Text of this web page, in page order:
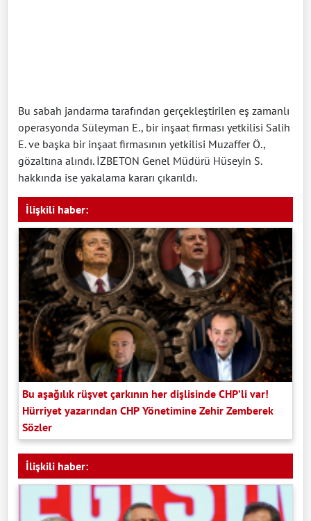
Bu sabah jandarma tarafından gerçekleştirilen eş zamanlı
operasyonda Süleyman E., bir inşaat firması yetkilisi Salih
E. ve başka bir inşaat firmasının yetkilisi Muzaffer Ö.,
gözaltına alındı. İZBETON Genel Müdürü Hüseyin S.
hakkında ise yakalama kararı çıkarıldı.
İlişkili haber:
Bu aşağılık rüşvet çarkının her dişlisinde CHP’li var!
Hürriyet yazarından CHP Yönetimine Zehir Zemberek
Sözler
İlişkili haber: